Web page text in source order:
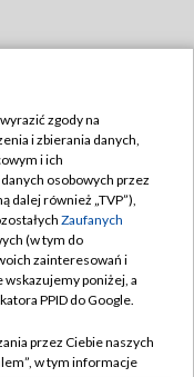
zgody na
i zbierania danych,
i ich
osobowych przez
dalej również „TVP”),
Zaufanych
(w tym do
zainteresowań i
poniżej, a
PPID do Google.
przez Ciebie naszych
w tym informacje